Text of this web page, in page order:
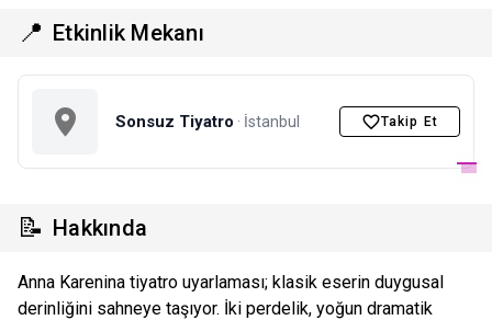
📍 Etkinlik Mekanı
Sonsuz Tiyatro · İstanbul Takip Et
📝 Hakkında
Anna Karenina tiyatro uyarlaması; klasik eserin duygusal
derinliğini sahneye taşıyor. İki perdelik, yoğun dramatik